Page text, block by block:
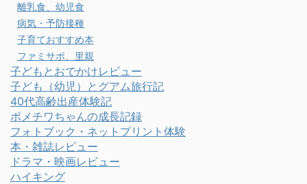
離乳食、幼児食
病気・予防接種
子育ておすすめ本
ファミサポ、里親
子どもとおでかけレビュー
子ども（幼児）とグアム旅行記
40代高齢出産体験記
ポメチワちゃんの成長記録
フォトブック・ネットプリント体験
本・雑誌レビュー
ドラマ・映画レビュー
ハイキング